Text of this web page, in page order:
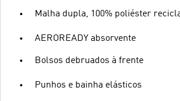
Malha dupla, 100% poliéster
AEROREADY absorvente
Bolsos debruados à frente
Punhos e bainha elásticos